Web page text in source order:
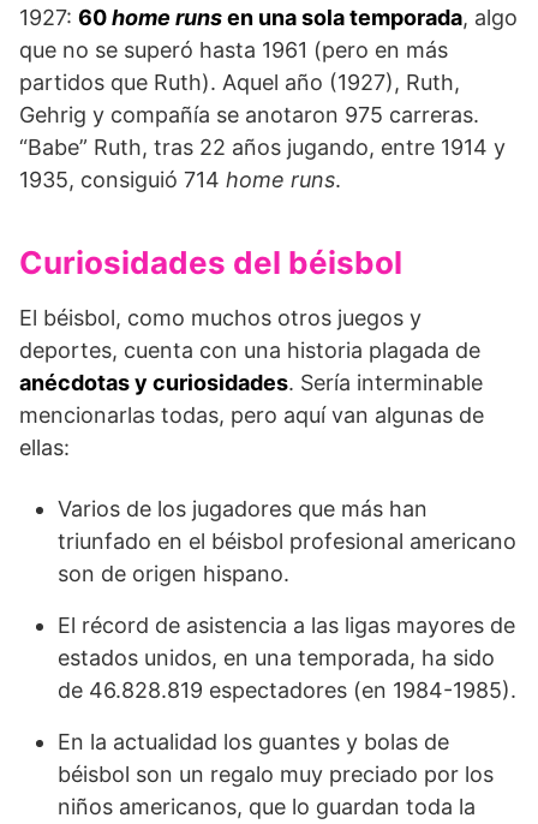
1927: 60home runsen una sola temporada, algo
que no se superó hasta 1961 (pero en más
partidos que Ruth). Aquel año (1927), Ruth,
Gehrig y compañía se anotaron 975 carreras.
“Babe” Ruth, tras 22 años jugando, entre 1914 y
1935, consiguió 714 home runs.
Curiosidades del béisbol
El béisbol, como muchos otros juegos y
deportes, cuenta con una historia plagada de
anécdotas y curiosidades. Sería interminable
mencionarlas todas, pero aquí van algunas de
ellas:
Varios de los jugadores que más han
triunfado en el béisbol profesional americano
son de origen hispano.
El récord de asistencia a las ligas mayores de
estados unidos, en una temporada, ha sido
de 46.828.819 espectadores (en 1984-1985).
En la actualidad los guantes y bolas de
béisbol son un regalo muy preciado por los
niños americanos, que lo guardan toda la